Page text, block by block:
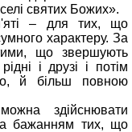
святих Божих».
– для тих, що
характеру. За
що звершують
і друзі і потім
й більш повною
здійснювати
бажанням тих, що